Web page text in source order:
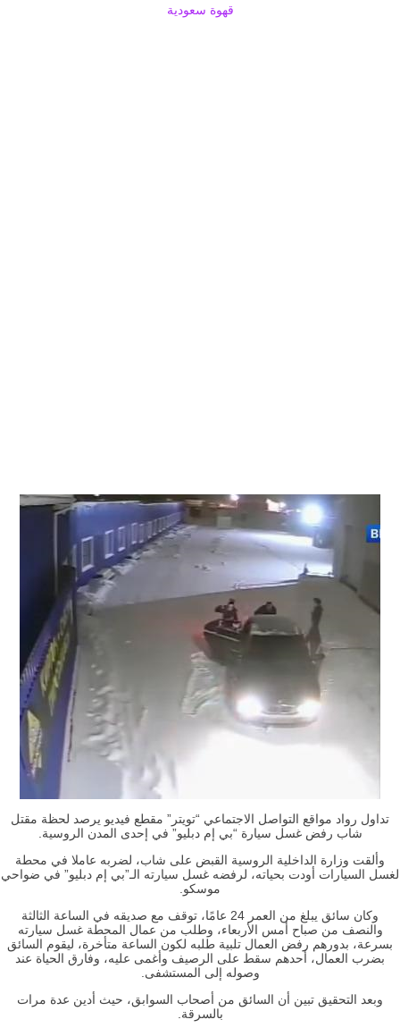
قهوة سعودية
تداول رواد مواقع التواصل الاجتماعي “تويتر” مقطع فيديو يرصد لحظة مقتل
شاب رفض غسل سيارة “بي إم دبليو” في إحدى المدن الروسية.
وألقت وزارة الداخلية الروسية القبض على شاب، لضربه عاملا في محطة
لغسل السيارات أودت بحياته، لرفضه غسل سيارته الـ”بي إم دبليو” في ضواحي
موسكو.
وكان سائق يبلغ من العمر 24 عامًا، توقف مع صديقه في الساعة الثالثة
والنصف من صباح أمس الأربعاء، وطلب من عمال المحطة غسل سيارته
بسرعة، بدورهم رفض العمال تلبية طلبه لكون الساعة متأخرة، ليقوم السائق
بضرب العمال، أحدهم سقط على الرصيف وأغمى عليه، وفارق الحياة عند
وصوله إلى المستشفى.
وبعد التحقيق تبين أن السائق من أصحاب السوابق، حيث أدين عدة مرات
بالسرقة.